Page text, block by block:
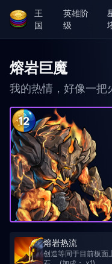
王
国
英雄阶
级
熔岩巨魔
我的热情，好像一把
12
熔岩热流
创造等同于目前板面